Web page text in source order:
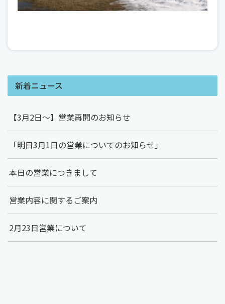
新着ニュース
【3月2日～】営業再開のお知らせ
「明日3月1日の営業についてのお知らせ」
本日の営業につきまして
営業内容に関するご案内
2月23日営業について